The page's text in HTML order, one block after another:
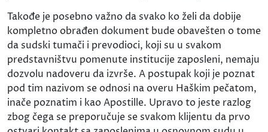
Takođe je posebno važno da svako ko želi da dobije
kompletno obrađen dokument bude obavešten o tome
da sudski tumači i prevodioci, koji su u svakom
predstavništvu pomenute institucije zaposleni, nemaju
dozvolu nadoveru da izvrše. A postupak koji je poznat
pod tim nazivom se odnosi na overu Haškim pečatom,
inače poznatim i kao Apostille. Upravo to jeste razlog
zbog čega se preporučuje se svakom klijentu da prvo